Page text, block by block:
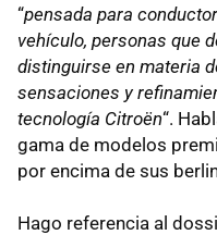
“pensada para
vehículo, personas que
distinguirse en materia
sensaciones y
tecnología Citroën“.
gama de modelos
por encima de sus
Hago referencia al